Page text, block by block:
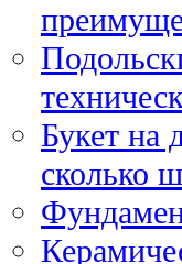
Букет на
сколько